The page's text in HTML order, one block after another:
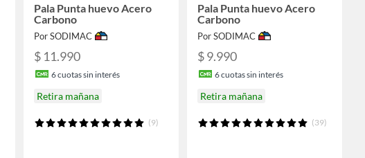
Pala Punta huevo Acero
Carbono
Por SODIMAC
$ 11.990
6cuotas sin interés
Retira mañana
(9)
Pala Punta huevo Acero
Carbono
Por SODIMAC
$ 9.990
6cuotas sin interés
Retira mañana
(39)